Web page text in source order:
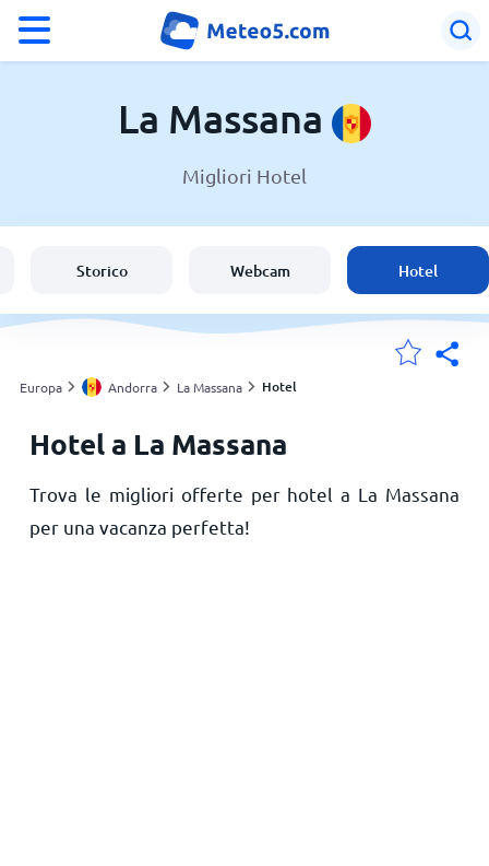
Italia
Svizzera
Le mie località
Principale
La Massana
Migliori Hotel
Storico Webcam Hotel
Europa Andorra La Massana Hotel
Hotel a La Massana
Trova le migliori offerte per hotel a La Massana
per una vacanza perfetta!